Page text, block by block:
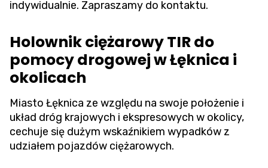
indywidualnie. Zapraszamy do kontaktu.
Holownik ciężarowy TIR do
pomocy drogowej w Łęknica i
okolicach
Miasto Łęknica ze względu na swoje położenie i
układ dróg krajowych i ekspresowych w okolicy,
cechuje się dużym wskaźnikiem wypadków z
udziałem pojazdów ciężarowych.